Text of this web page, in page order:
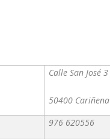
Calle San José 3
50400 Cariñena
976 620556